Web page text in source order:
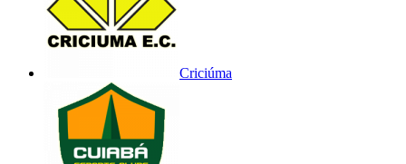
Criciúma